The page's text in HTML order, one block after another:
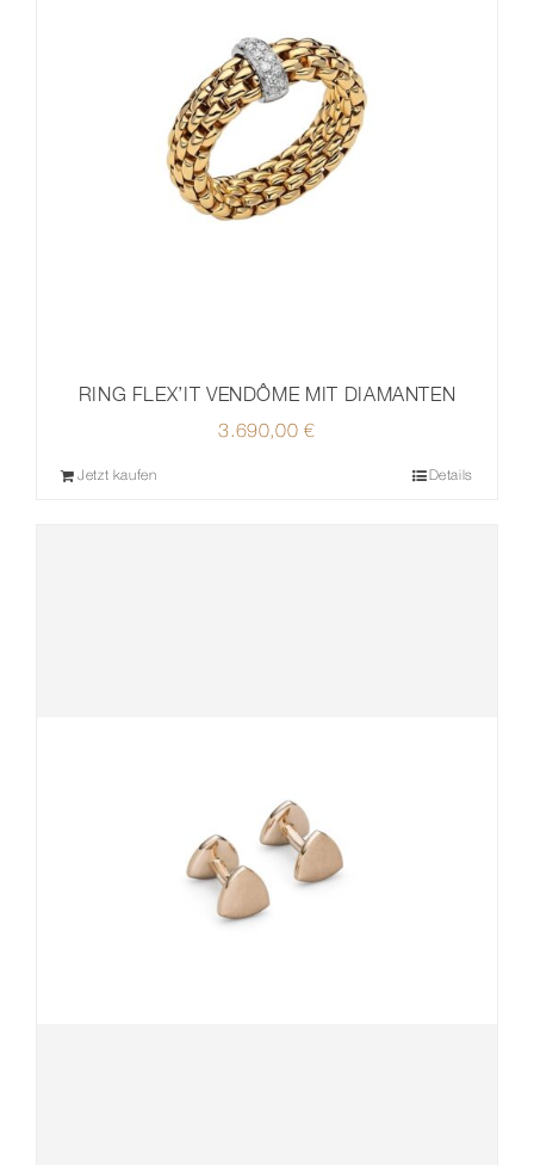
RING FLEX’IT VENDÔME MIT DIAMANTEN
3.690,00€
Jetzt kaufen Details